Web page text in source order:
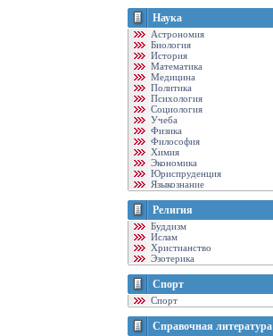
Наука
Астрономия
Биология
История
Математика
Медицина
Политика
Психология
Социология
Учеба
Физика
Философия
Химия
Экономика
Юриспруденция
Языкознание
Религия
Буддизм
Ислам
Христианство
Эзотерика
Спорт
Спорт
Справочная литература